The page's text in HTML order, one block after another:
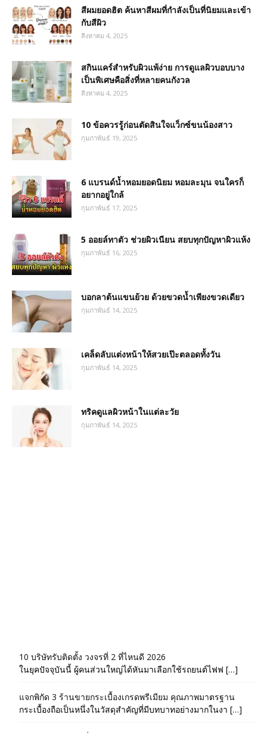
สีผมยอดฮิต ค้นหาสีผมที่กำลังเป็นที่นิยมและเข้า
กับสีผิว
สิงหาคม 4, 2025
สกินแคร์สำหรับผิวแพ้ง่าย การดูแลผิวบอบบาง
เป็นพิเศษคือสิ่งที่หลายคนกังวล
สิงหาคม 4, 2025
10 ข้อควรรู้ก่อนตัดสินใจแว็กซ์ขนน้องสาว
กุมภาพันธ์ 19, 2025
6 แบรนด์น้ำหอมยอดนิยม หอมละมุน จนใครก็
อยากอยู่ใกล้
กุมภาพันธ์ 17, 2025
5 ออยล์ทาตัว ช่วยผิวเนียน สยบทุกปัญหาผิวแห้ง
กุมภาพันธ์ 16, 2025
บอกลาต้นแขนย้วย ด้วยขวดน้ำเพียงขวดเดียว
กุมภาพันธ์ 14, 2025
เคล็ดลับแต่งหน้าให้สวยเป๊ะตลอดทั้งวัน
กุมภาพันธ์ 14, 2025
ทริคดูแลผิวหน้าในแต่ละวัย
กุมภาพันธ์ 14, 2025
10 บริษัทรับติดตั้ง วงจรที่ 2 ที่ไหนดี 2026
ในยุคปัจจุบันนี้ ผู้คนส่วนใหญ่ได้หันมาเลือกใช้รถยนต์ไฟฟ […]
แจกพิกัด 3 ร้านขายกระเบื้องเกรดพรีเมียม คุณภาพมาตรฐาน
กระเบื้องถือเป็นหนึ่งในวัสดุสำคัญที่มีบทบาทอย่างมากในงา […]